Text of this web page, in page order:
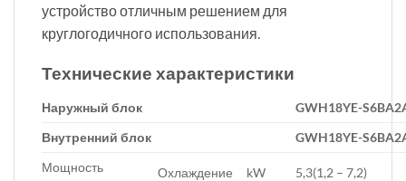
устройство отличным решением для
круглогодичного использования.
Технические характеристики
Наружный блок
GWH18YE-
Внутренний блок
GWH18YE-
Мощность
Охлаждение kW 5,3(1,2 – 7,2)